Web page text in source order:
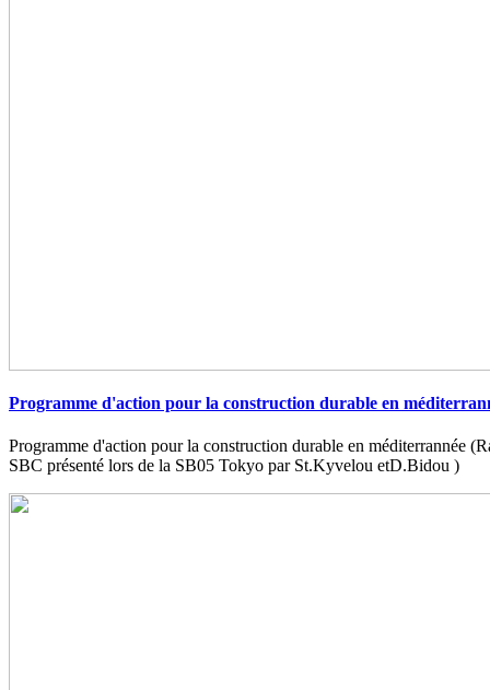
Programme d'action pour la construction durable en
Programme d'action pour la construction durable en méditerrannée
SBC présenté lors de la SB05 Tokyo par St.Kyvelou etD.Bidou )